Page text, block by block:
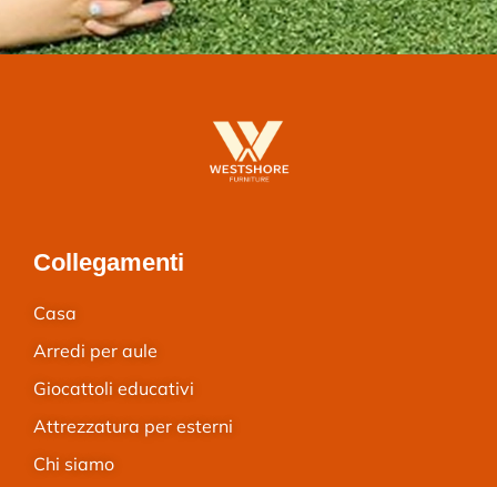
Collegamenti
Casa
Arredi per aule
Giocattoli educativi
Attrezzatura per esterni
Chi siamo